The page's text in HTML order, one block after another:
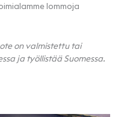
lommoja
on valmistettu tai
ja työllistää Suomessa.